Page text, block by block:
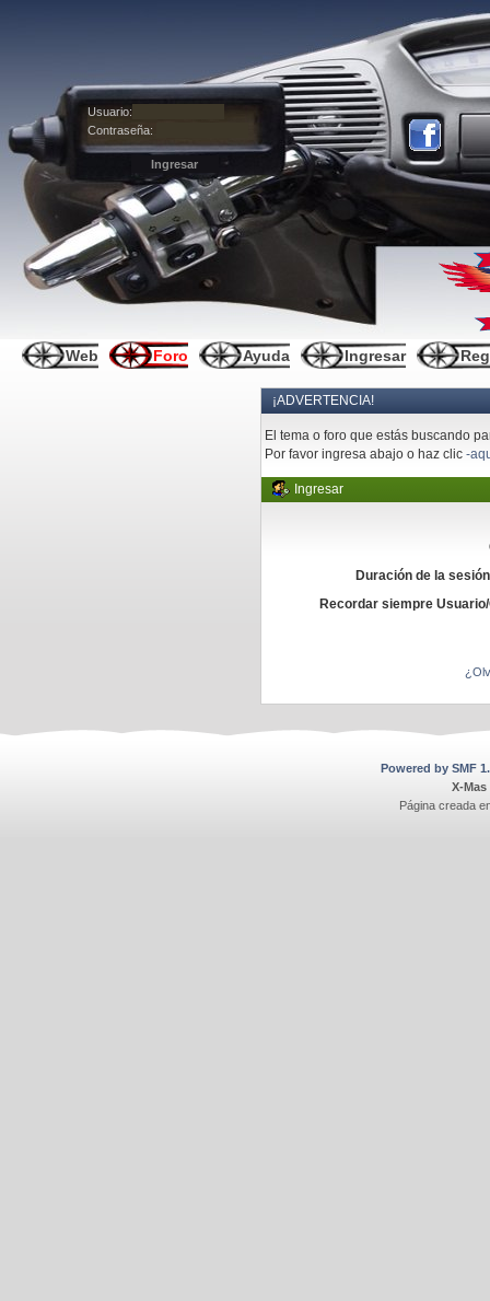
Usuario:
Contraseña:
Web Foro Ayuda Ingresar
¡ADVERTENCIA!
El tema o foro que estás buscando
Por favor ingresa abajo o haz clic-
Ingresar
Duración de la
Recordar siempre
Powered by SMF
X-Mas
Página creada